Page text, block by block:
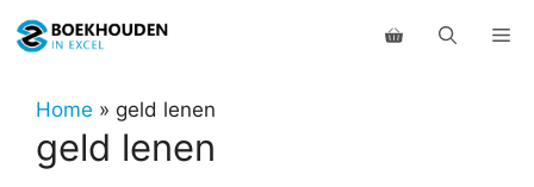
naar
inhoudHome » geld lenen
geld lenen